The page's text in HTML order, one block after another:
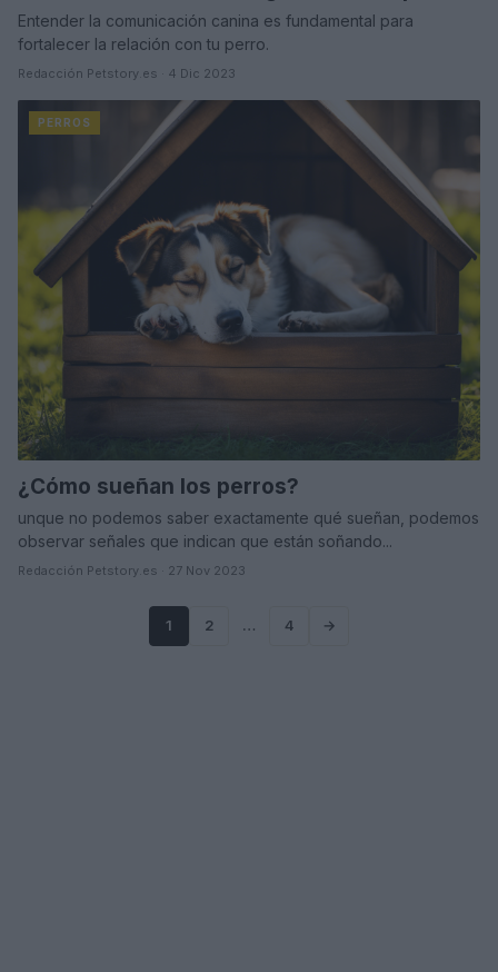
Entender la comunicación canina es fundamental para
fortalecer la relación con tu perro.
Redacción Petstory.es · 4 Dic 2023
PERROS
¿Cómo sueñan los perros?
unque no podemos saber exactamente qué sueñan, podemos
observar señales que indican que están soñando...
Redacción Petstory.es · 27 Nov 2023
1 2 … 4 →